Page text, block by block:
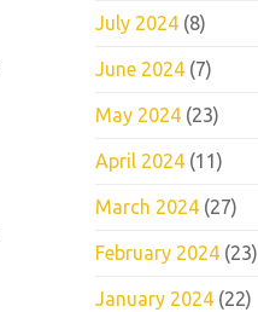
July 2024 (8)
June 2024 (7)
May 2024 (23)
April 2024 (11)
March 2024 (27)
February 2024 (23)
January 2024 (22)